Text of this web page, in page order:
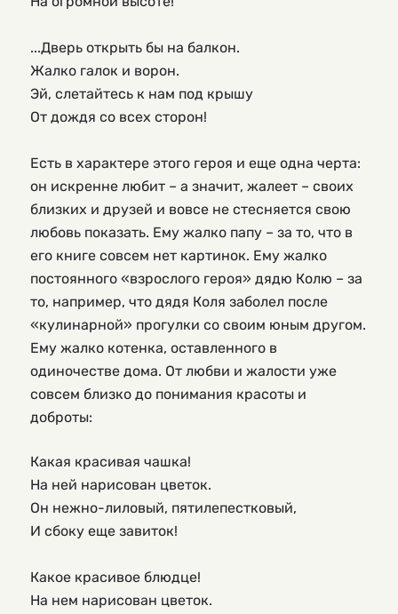
...Дверь открыть бы на балкон.
Жалко галок и ворон.
Эй, слетайтесь к нам под крышу
От дождя со всех сторон!
Есть в характере этого героя и еще одна черта:
он искренне любит – а значит, жалеет – своих
близких и друзей и вовсе не стесняется свою
любовь показать. Ему жалко папу – за то, что в
его книге совсем нет картинок. Ему жалко
постоянного «взрослого героя» дядю Колю – за
то, например, что дядя Коля заболел после
«кулинарной» прогулки со своим юным другом.
Ему жалко котенка, оставленного в
одиночестве дома. От любви и жалости уже
совсем близко до понимания красоты и
доброты:
Какая красивая чашка!
На ней нарисован цветок.
Он нежно-лиловый, пятилепестковый,
И сбоку еще завиток!
Какое красивое блюдце!
На нем нарисован цветок.